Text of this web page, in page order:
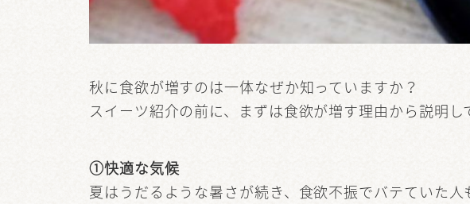
秋に食欲が増すのは一体なぜか知っていますか？
スイーツ紹介の前に、まずは食欲が増す理由から説明し
①快適な気候
夏はうだるような暑さが続き、食欲不振でバテていた人